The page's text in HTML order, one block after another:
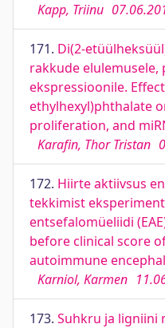
Kapp, Triinu
171. Di(2-
rakkude
ekspressioonile.
ethylhexyl)phthalate
proliferation, and
Karafin, Thor Tristan
172. Hiirte aktiivsus
tekkimist
entsefalomüeliidi
before clinical score
autoimmune
Karniol, Karmen
173. Suhkru ja ligniini